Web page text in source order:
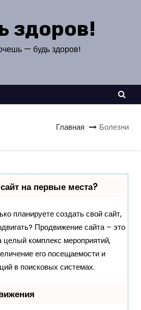
здоров!
— будь здоров!
Главная Болезни
на первые места?
планируете создать свой сайт,
Продвижение сайта – это
целый комплекс мероприятий,
его посещаемости и
в поисковых системах.